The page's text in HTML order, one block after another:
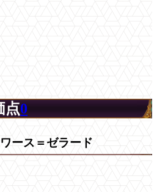
点0
ース＝ゼラード